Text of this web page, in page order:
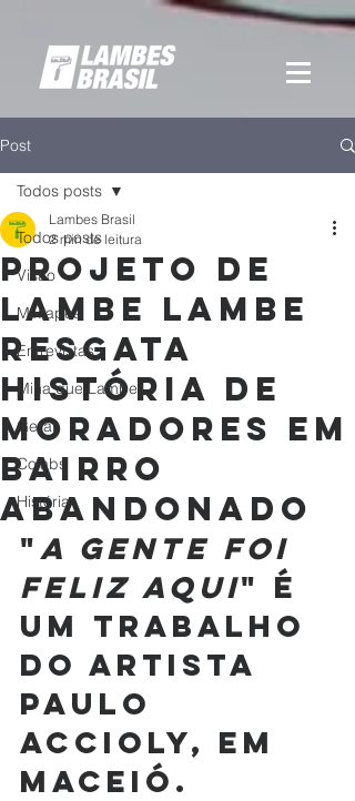
Post
Todos posts
Visão
Mixtapes
Entrevistas
Mina que Lambe
Geral
Colabs
História
Todos posts
PROJETO DE
LAMBE LAMBE
RESGATA
HISTÓRIA DE
MORADORES EM
BAIRRO
ABANDONADO
Lambes Brasil
2 min de leitura
"A gente foi
feliz aqui" é
um trabalho
do artista
Paulo
Accioly, em
Maceió.